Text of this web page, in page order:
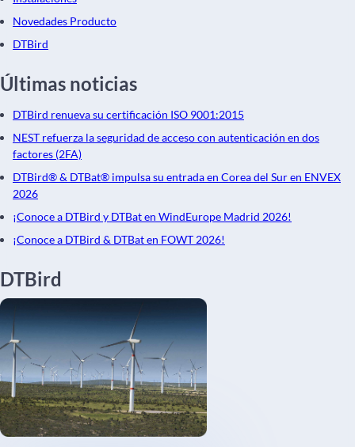
Novedades Producto
DTBird
Últimas noticias
DTBird renueva su certificación ISO 9001:2015
NEST refuerza la seguridad de acceso con autenticación en dos
factores (2FA)
DTBird® & DTBat® impulsa su entrada en Corea del Sur en ENVEX
2026
¡Conoce a DTBird y DTBat en WindEurope Madrid 2026!
¡Conoce a DTBird & DTBat en FOWT 2026!
DTBird